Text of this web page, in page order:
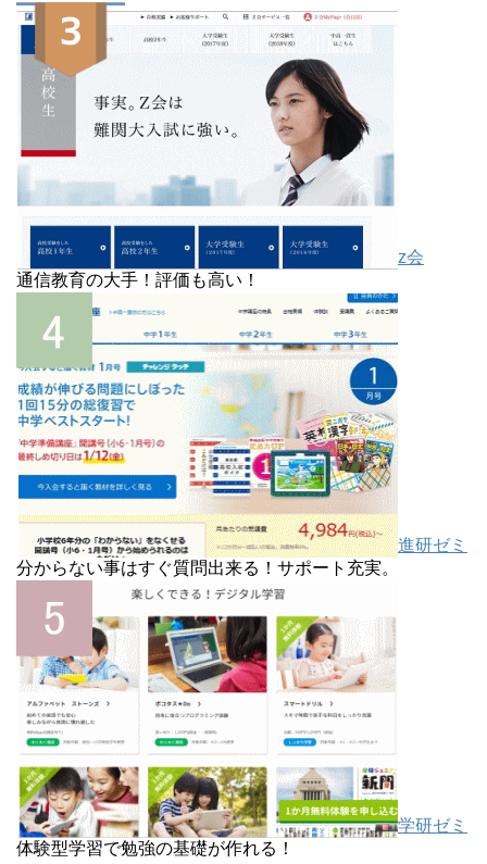
z会
通信教育の大手！評価も高い！
進研ゼミ
分からない事はすぐ質問出来る！サポート充実。
学研ゼミ
体験型学習で勉強の基礎が作れる！